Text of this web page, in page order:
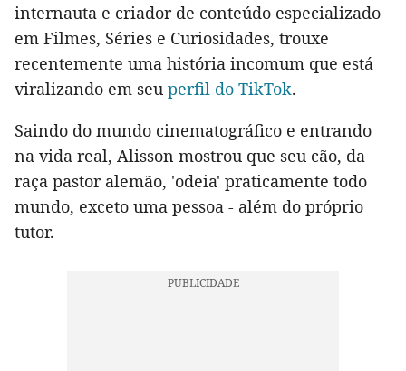
internauta e criador de conteúdo especializado
em Filmes, Séries e Curiosidades, trouxe
recentemente uma história incomum que está
viralizando em seu perfil do TikTok.
Saindo do mundo cinematográfico e entrando
na vida real, Alisson mostrou que seu cão, da
raça pastor alemão, 'odeia' praticamente todo
mundo, exceto uma pessoa - além do próprio
tutor.